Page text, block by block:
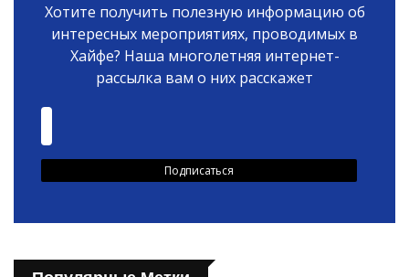
Хотите получить полезную информацию об
интересных мероприятиях, проводимых в
Хайфе? Наша многолетняя интернет-
рассылка вам о них расскажет